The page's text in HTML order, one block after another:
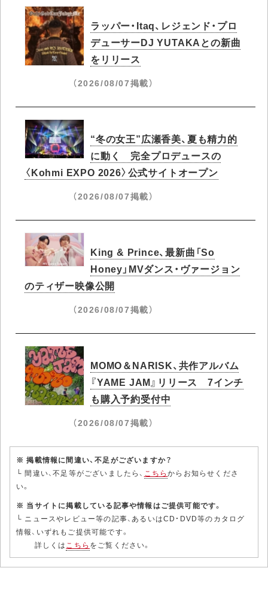
ラッパー・Itaq、レジェンド・プロ
デューサーDJ YUTAKAとの新曲
をリリース
（2026/08/07掲載）
“冬の女王”広瀬香美、夏も精力的
に動く 完全プロデュースの
〈Kohmi EXPO 2026〉公式サイトオープン
（2026/08/07掲載）
King & Prince、最新曲「So
Honey」MVダンス・ヴァージョン
のティザー映像公開
（2026/08/07掲載）
MOMO＆NARISK、共作アルバム
『YAME JAM』リリース 7インチ
も購入予約受付中
（2026/08/07掲載）
※ 掲載情報に間違い、不足がございますか？
└ 間違い、不足等がございましたら、 こちらからお知らせくださ
い。
※ 当サイトに掲載している記事や情報はご提供可能です。
└ ニュースやレビュー等の記事、あるいはCD・DVD等のカタログ
情報、いずれもご提供可能です。
詳しくはこちら をご覧ください。